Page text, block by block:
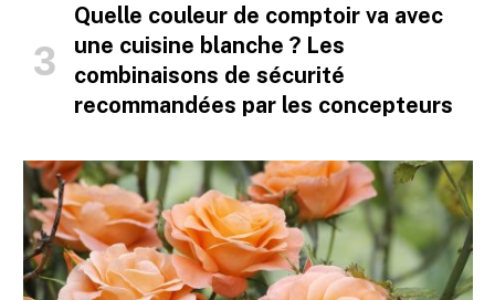
Quelle couleur de comptoir va avec
une cuisine blanche ? Les
combinaisons de sécurité
recommandées par les concepteurs